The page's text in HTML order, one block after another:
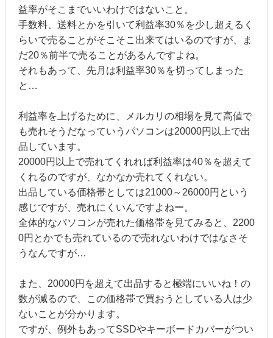
益率がそこまでいいわけではないこと。
手数料、送料とかを引いて利益率30％を少し超えるく
らいで売ることがそこそこ出来てはいるのですが、ま
だ20％前半で売ることがあるんですよね。
それもあって、先月は利益率30％を切ってしまった
と…
利益率を上げるために、メルカリの相場を見て高値で
も売れそうだなっていうパソコンは20000円以上で出
品しています。
20000円以上で売れてくれれば利益率は40％を超えて
くれるのですが、なかなか売れてくれない。
出品している価格帯としては21000～26000円という
感じですが、売れにくいんですよねー。
全体的なパソコンが売れた価格帯を見てみると、2200
0円とかでも売れているので売れないわけではなさそ
うなんですが…
また、20000円を超えて出品すると極端にいいね！の
数が減るので、この価格帯で買おうとしている人は少
ないことが分かります。
ですが、例外もあってSSDやキーボードカバーがつい